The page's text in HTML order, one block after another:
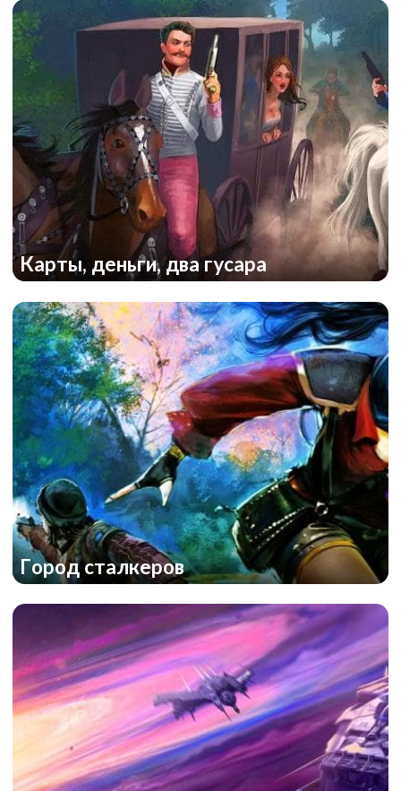
Карты, деньги, два гусара
Город сталкеров